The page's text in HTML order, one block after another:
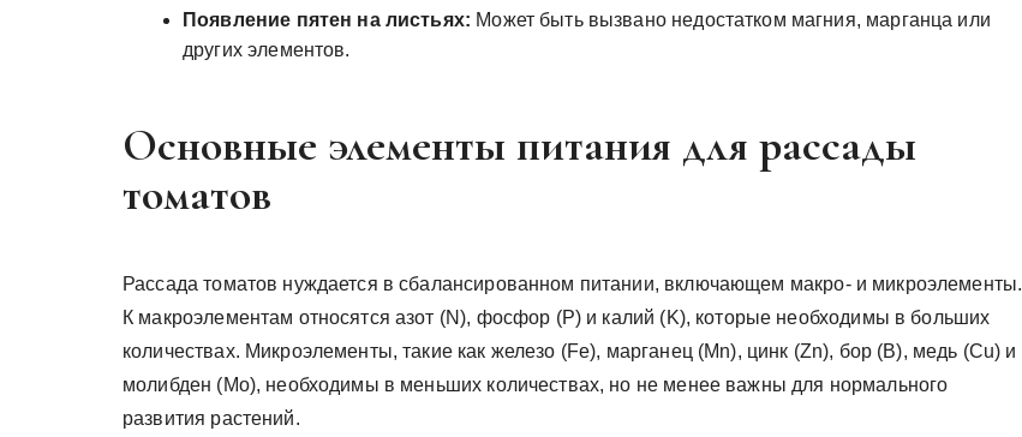
Появление пятен на листьях: Может быть вызвано недостатком магния, марганца или
других элементов.
Основные элементы питания для рассады
томатов
Рассада томатов нуждается в сбалансированном питании, включающем макро- и микроэлементы.
К макроэлементам относятся азот (N), фосфор (P) и калий (K), которые необходимы в больших
количествах. Микроэлементы, такие как железо (Fe), марганец (Mn), цинк (Zn), бор (B), медь (Cu) и
молибден (Mo), необходимы в меньших количествах, но не менее важны для нормального
развития растений.